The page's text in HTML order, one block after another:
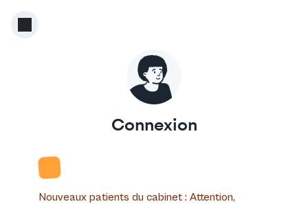
Connexion
Nouveaux patients du cabinet : Attention,